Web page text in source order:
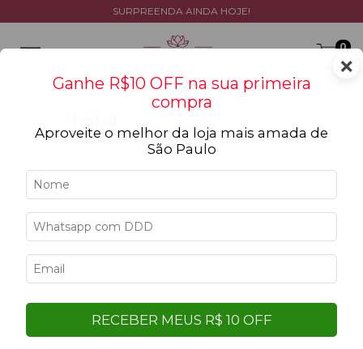
SURPREENDA AINDA HOJE!
0
×
Ganhe R$10 OFF na sua primeira
compra
Aproveite o melhor da loja mais amada de
São Paulo
RECEBER MEUS R$ 10 OFF